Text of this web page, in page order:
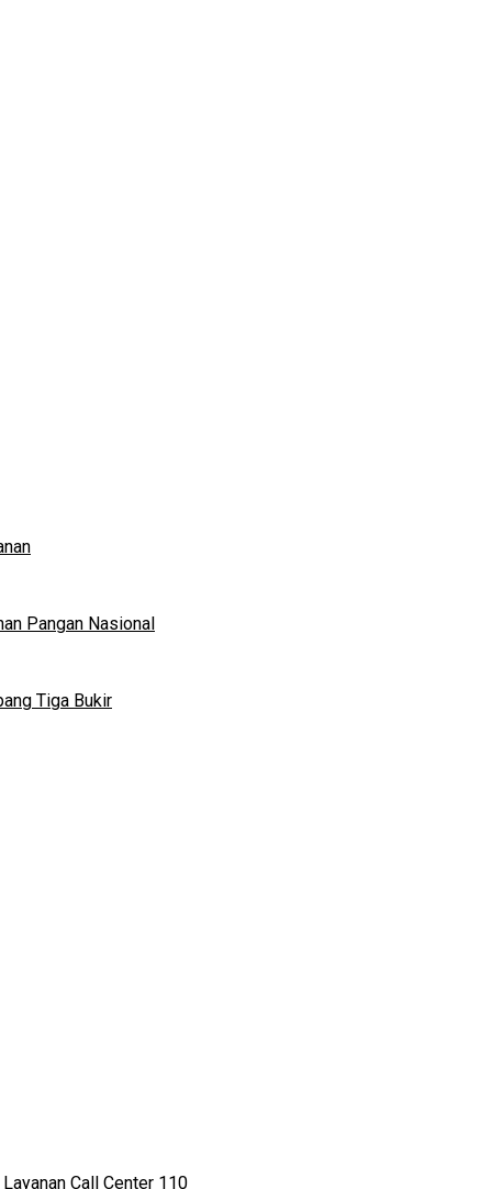
Pangan Nasional
Tiga Bukir
Call Center 110